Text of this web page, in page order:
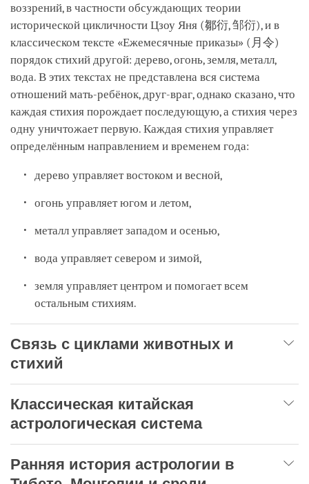
воззрений, в частности обсуждающих теории
исторической цикличности Цзоу Яня (鄒衍, 邹衍), и в
классическом тексте «Ежемесячные приказы» (月令)
порядок стихий другой: дерево, огонь, земля, металл,
вода. В этих текстах не представлена вся система
отношений мать-ребёнок, друг-враг, однако сказано, что
каждая стихия порождает последующую, а стихия через
одну уничтожает первую. Каждая стихия управляет
определённым направлением и временем года:
дерево управляет востоком и весной,
огонь управляет югом и летом,
металл управляет западом и осенью,
вода управляет севером и зимой,
земля управляет центром и помогает всем
остальным стихиям.
Связь с циклами животных и
стихий
Классическая китайская
астрологическая система
Ранняя история астрологии в